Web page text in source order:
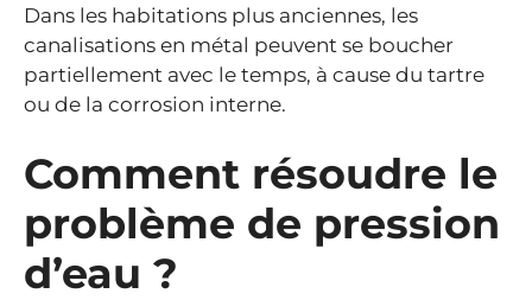
Dans les habitations plus anciennes, les
canalisations en métal peuvent se boucher
partiellement avec le temps, à cause du tartre
ou de la corrosion interne.
Comment résoudre le
problème de pression
d’eau ?